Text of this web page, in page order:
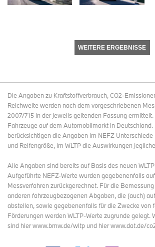
WEITERE ERGEBNISSE
Die Angaben zu Kraftstoffverbrauch, CO2-
Reichweite werden nach dem vorgeschriebenen
2007/715 in der jeweils geltenden Fassung
Fahrzeuge auf dem Automobilmarkt in Deutschland.
berücksichtigen die Angaben im NEFZ
und Reifengröße, im WLTP die Auswirkungen
Alle Angaben sind bereits auf Basis des neuen
Aufgeführte NEFZ-Werte wurden gegebenenfalls
Messverfahren zurückgerechnet. Für die
anderen fahrzeugbezogenen Abgaben, die (auch)
abstellen, sowie gegebenenfalls für die Zwecke von
Förderungen werden WLTP-Werte zugrunde gelegt.
sind hier www.bmw.de/wltp und hier www.dat.de/